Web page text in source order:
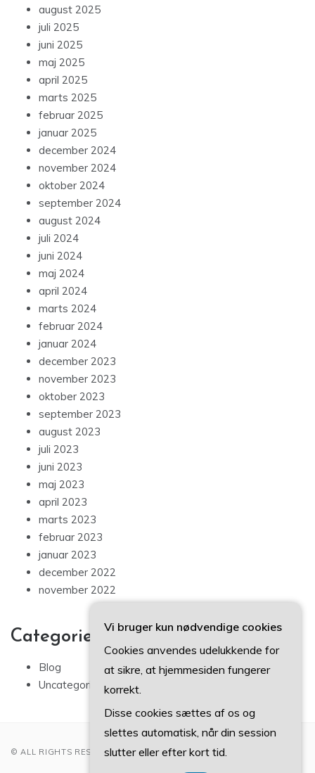
august 2025
juli 2025
juni 2025
maj 2025
april 2025
marts 2025
februar 2025
januar 2025
december 2024
november 2024
oktober 2024
september 2024
august 2024
juli 2024
juni 2024
maj 2024
april 2024
marts 2024
februar 2024
januar 2024
december 2023
november 2023
oktober 2023
september 2023
august 2023
juli 2023
juni 2023
maj 2023
april 2023
marts 2023
februar 2023
januar 2023
december 2022
november 2022
Categories
Blog
Uncategorized
© ALL RIGHTS RESERVED 2022
Vi bruger kun nødvendige cookies
Cookies anvendes udelukkende for
at sikre, at hjemmesiden fungerer
korrekt.
Disse cookies sættes af os og
slettes automatisk, når din session
slutter eller efter kort tid.